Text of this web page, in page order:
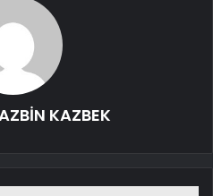
KAZBEK